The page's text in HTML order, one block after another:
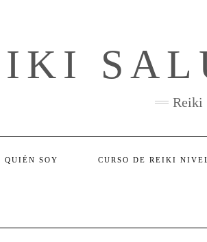
Reiki
QUIÉN SOY CURSO DE REIKI